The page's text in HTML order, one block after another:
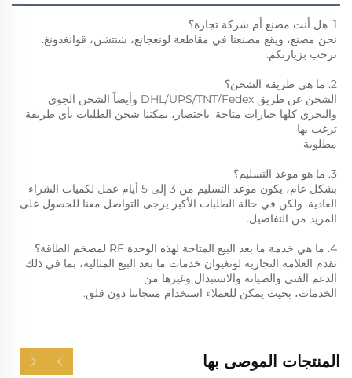
1. هل أنت مصنع أم شركة تجارة؟
نرحب بزيارتكم.
2. ما هي طريقة الشحن؟
ترغب بها
مطلوبة.
3. ما هو موعد التسليم؟
المزيد من التفاصيل.
4. ما هي خدمة ما بعد البيع المتاحة لهذه الوحدة RF لمضخم الطاقة؟
الدعم الفني والصيانة والاستبدال وغيرها من
الخدمات، بحيث يمكن للعملاء استخدام منتجاتنا دون قلق.
المنتجات الموصى بها